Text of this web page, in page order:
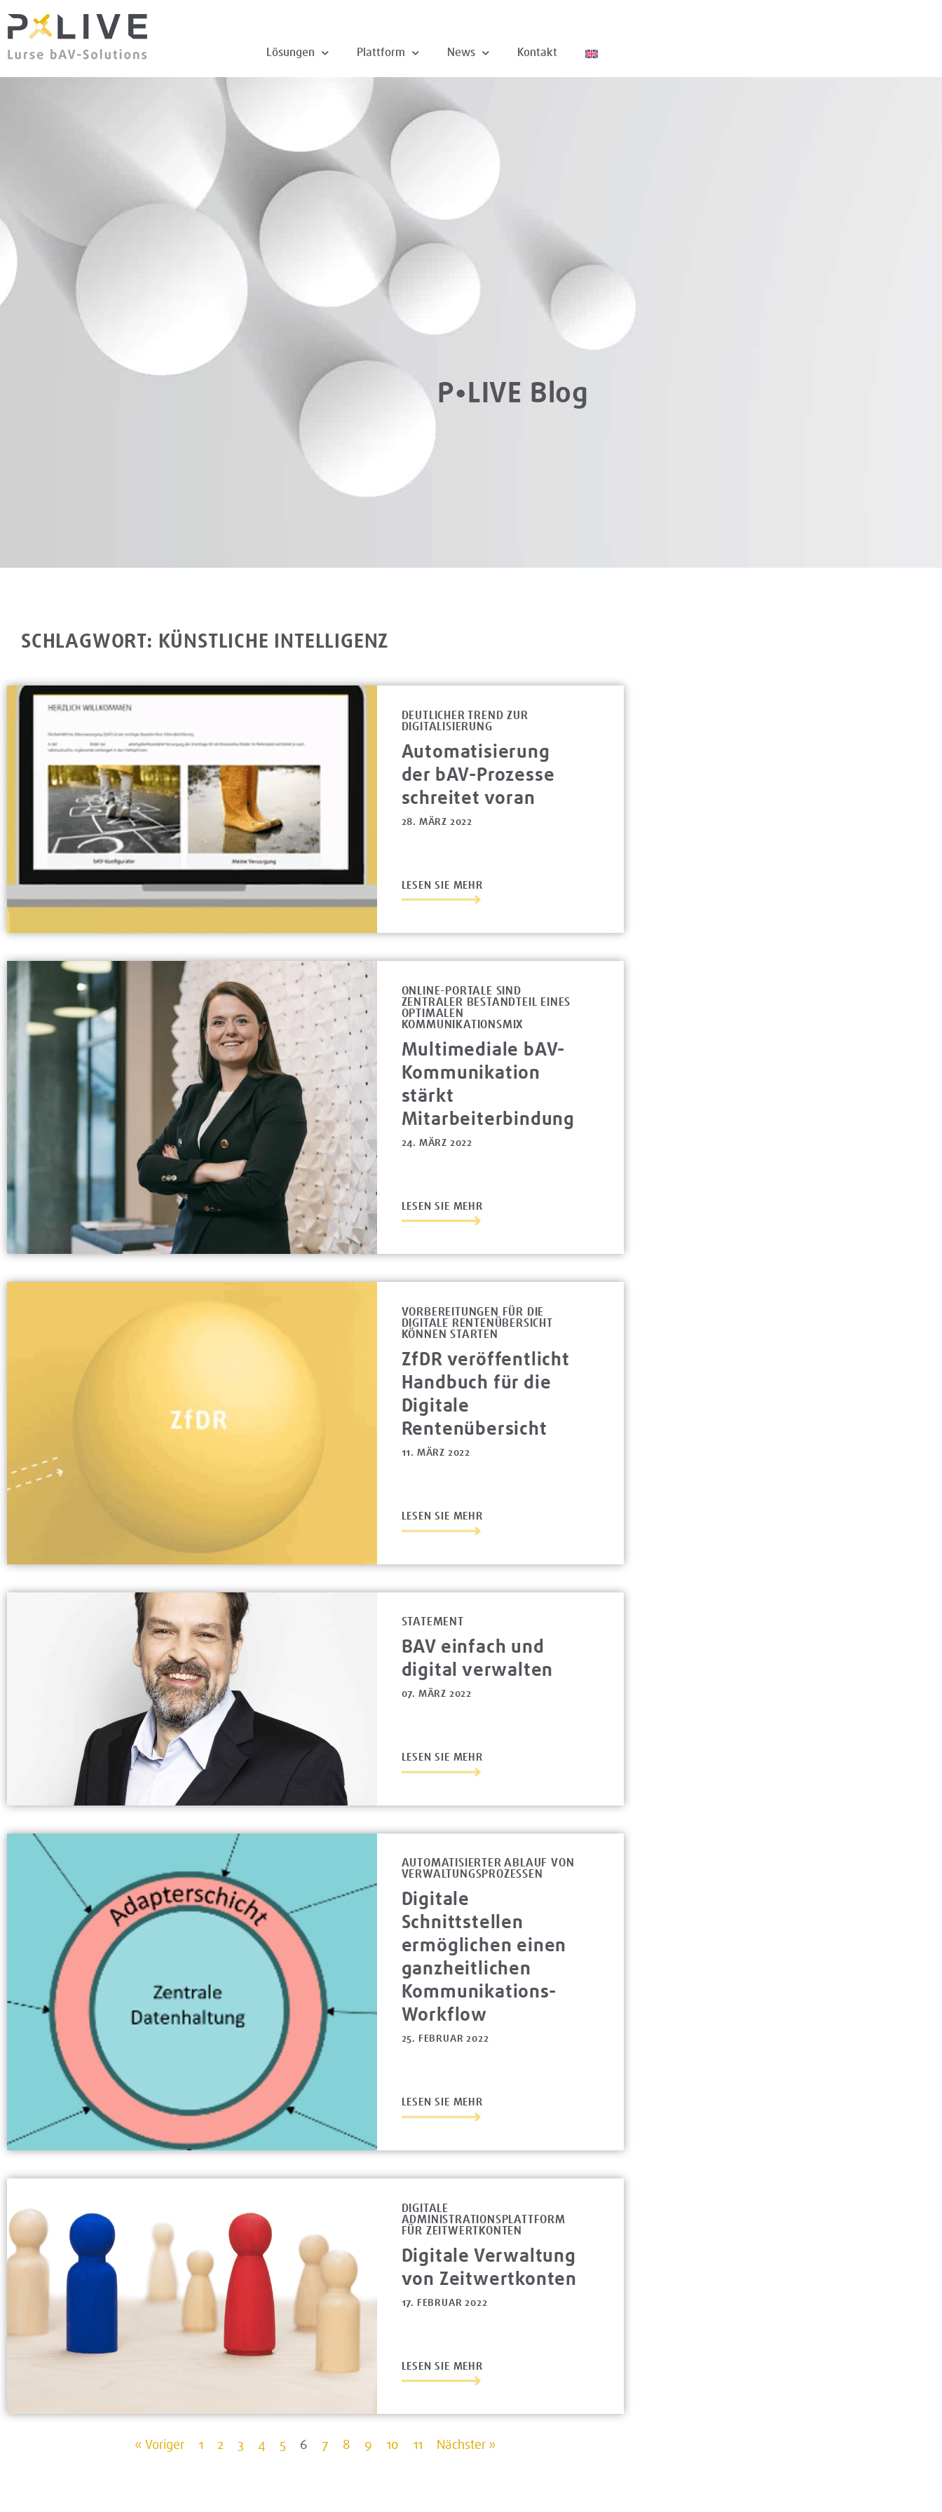
Lösungen Plattform News Kontakt
P•LIVE Blog
SCHLAGWORT: KÜNSTLICHE INTELLIGENZ
DEUTLICHER TREND ZUR
DIGITALISIERUNG
Automatisierung
der bAV-Prozesse
schreitet voran
28. MÄRZ 2022
LESEN SIE MEHR
ONLINE-PORTALE SIND
ZENTRALER BESTANDTEIL EINES
OPTIMALEN
KOMMUNIKATIONSMIX
Multimediale bAV-
Kommunikation
stärkt
Mitarbeiterbindung
24. MÄRZ 2022
LESEN SIE MEHR
VORBEREITUNGEN FÜR DIE
DIGITALE RENTENÜBERSICHT
KÖNNEN STARTEN
ZfDR veröffentlicht
Handbuch für die
Digitale
Rentenübersicht
11. MÄRZ 2022
LESEN SIE MEHR
STATEMENT
BAV einfach und
digital verwalten
07. MÄRZ 2022
LESEN SIE MEHR
AUTOMATISIERTER ABLAUF VON
VERWALTUNGSPROZESSEN
Digitale
Schnittstellen
ermöglichen einen
ganzheitlichen
Kommunikations-
Workflow
25. FEBRUAR 2022
LESEN SIE MEHR
DIGITALE
ADMINISTRATIONSPLATTFORM
FÜR ZEITWERTKONTEN
Digitale Verwaltung
von Zeitwertkonten
17. FEBRUAR 2022
LESEN SIE MEHR
« Voriger 1 2 3 4 5 6 7 8 9 10 11 Nächster »